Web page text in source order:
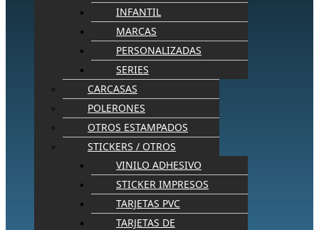
INFANTIL
MARCAS
PERSONALIZADAS
SERIES
CARCASAS
POLERONES
OTROS ESTAMPADOS
STICKERS / OTROS
VINILO ADHESIVO
STICKER IMPRESOS
TARJETAS PVC
TARJETAS DE